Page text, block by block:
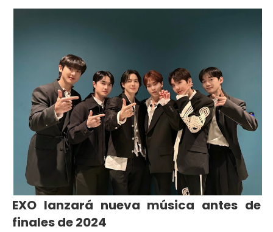
EXO lanzará nueva música antes de
finales de 2024